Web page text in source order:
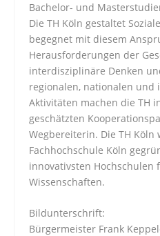
Bachelor- und
Die TH Köln gestaltet
begegnet mit diesem
Herausforderungen der
interdisziplinäre Denken
regionalen, nationalen und
Aktivitäten machen die TH
geschätzten
Wegbereiterin. Die TH Köln
Fachhochschule Köln
innovativsten Hochschulen
Wissenschaften.
Bildunterschrift:
Bürgermeister Frank